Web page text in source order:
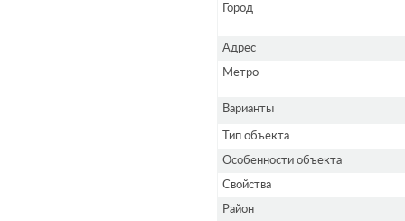
Город
Адрес
Метро
Варианты
Тип объекта
Особенности объекта
Свойства
Район